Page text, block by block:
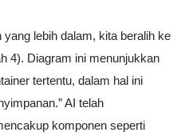
lebih dalam, kita beralih ke
4). Diagram ini menunjukkan
tertentu, dalam hal ini
AI telah
komponen seperti